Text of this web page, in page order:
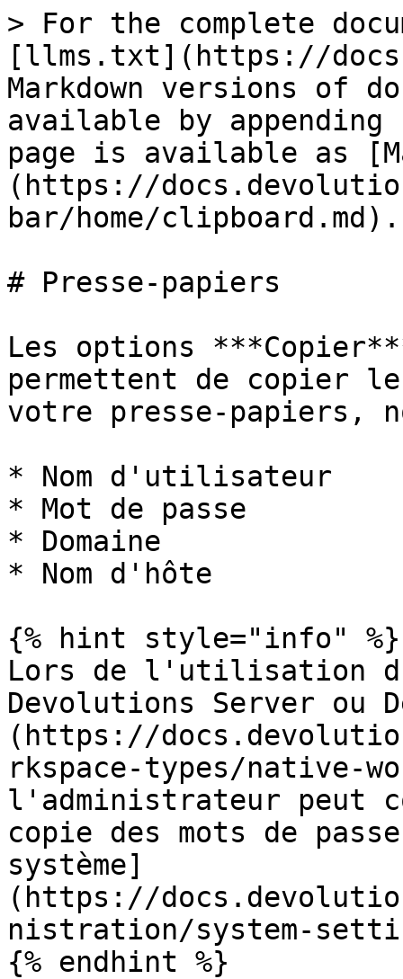
> For the complete
[llms.txt](https://
Markdown versions of
available by
page is available as
(https://
bar/home/clipboard.md).
# Presse-papiers
Les options
permettent de copier
votre presse-papiers,
* Nom d'utilisateur
* Mot de passe
* Domaine
* Nom d'hôte
{% hint style="info" %}
Lors de l'utilisation
Devolutions Server ou
(https://
rkspace-types/native-
l'administrateur peut
copie des mots de
système]
(https://
nistration/system-
{% endhint %}